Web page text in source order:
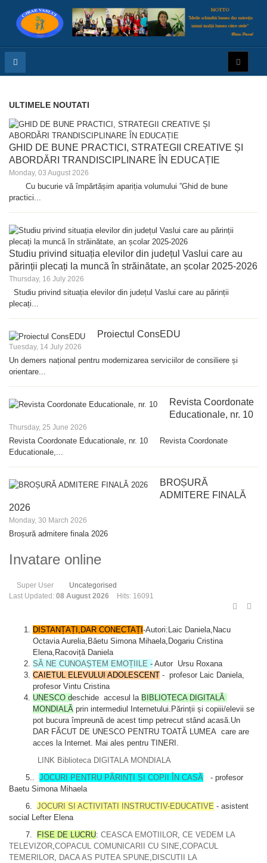
ULTIMELE NOUTATI
GHID DE BUNE PRACTICI, STRATEGII CREATIVE ȘI
ABORDĂRI TRANDISCIPLINARE ÎN EDUCAȚIE
Monday, 03 August 2026
Cu bucurie vă împărtășim apariția volumului ”Ghid de bune
practici...
Studiu privind situația elevilor din județul Vaslui care au
părinții plecați la muncă în străinătate, an școlar 2025-2026
Thursday, 16 July 2026
Studiu privind situația elevilor din județul Vaslui care au părinții
plecați...
Proiectul ConsEDU
Tuesday, 14 July 2026
Un demers național pentru modernizarea serviciilor de consiliere și
orientare...
Revista Coordonate
Educationale, nr. 10
Thursday, 25 June 2026
Revista Coordonate Educationale, nr. 10 Revista Coordonate
Educationale,...
BROȘURĂ
ADMITERE FINALĂ
2026
Monday, 30 March 2026
Broșură admitere finala 2026
Invatare online
Super User
Uncategorised
Last Updated: 08 August 2026 Hits: 16091
DISTANȚAȚI,DAR CONECTAȚI-Autori:Laic Daniela,Nacu
Octavia Aurelia,Băetu Simona Mihaela,Dogariu Cristina
Elena,Racoviță Daniela
SĂ NE CUNOAȘTEM EMOȚIILE - Autor Ursu Roxana
CAIETUL ELEVULUI ADOLESCENT - profesor Laic Daniela,
profesor Vintu Cristina
UNESCO deschide accesul la BIBLIOTECA DIGITALĂ
MONDIALĂ prin intermediul Internetului.Părinții și copiii/elevii se
pot bucura împreună de acest timp petrecut stând acasă.Un
DAR FĂCUT DE UNESCO PENTRU TOATĂ LUMEA care are
acces la Internet. Mai ales pentru TINERI.
LINK Biblioteca DIGITALA MONDIALA
5.. JOCURI PENTRU PĂRINȚI ȘI COPII ÎN CASĂ - profesor
Baetu Simona Mihaela
6. JOCURI SI ACTIVITATI INSTRUCTIV-EDUCATIVE - asistent
social Lefter Elena
7. FISE DE LUCRU: CEASCA EMOTIILOR CE VEDEM LA
TELEVIZOR COPACUL COMUNICARII CU SINE COPACUL
TEMERILOR DACA AS PUTEA SPUNE DISCUTII LA